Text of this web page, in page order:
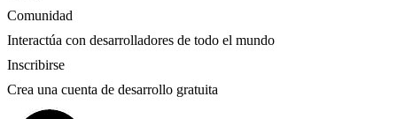
Comunidad
Interactúa con desarrolladores de todo el mundo
Inscribirse
Crea una cuenta de desarrollo gratuita